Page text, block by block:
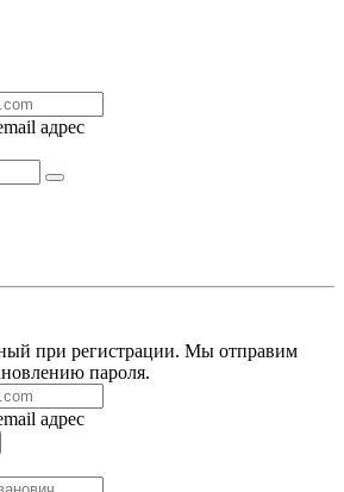
адрес
при регистрации. Мы отправим
пароля.
адрес